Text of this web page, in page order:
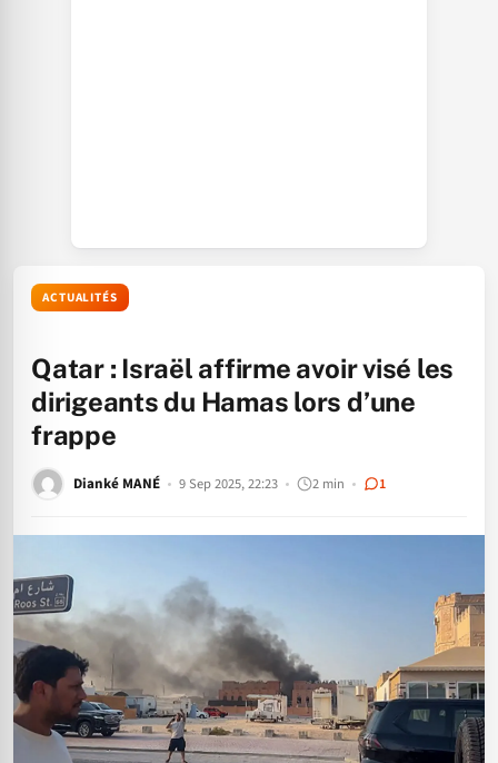
ACTUALITÉS
Qatar : Israël affirme avoir visé les
dirigeants du Hamas lors d’une
frappe
Dianké MANÉ 9 Sep 2025, 22:23 2 min 1